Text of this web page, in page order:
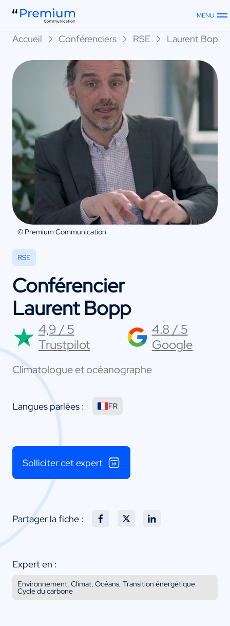
MENU
Accueil Conférenciers RSE Laurent Bopp
© Premium Communication
RSE
Conférencier
Laurent Bopp
4,9 / 5
Trustpilot
4.8 / 5
Google
Climatologue et océanographe
Langues parlées : FR
Solliciter cet expert
Partager la fiche :
Expert en :
Environnement, Climat, Océans, Transition énergétique
Cycle du carbone